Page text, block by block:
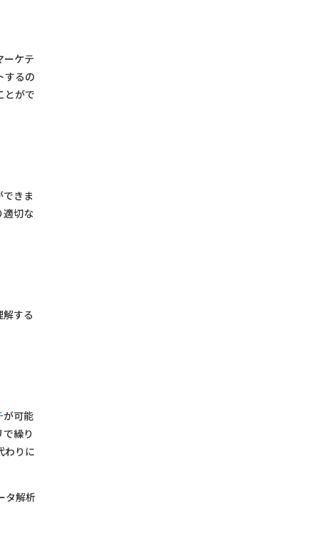
ーケテ
するの
とがで
きま
適切な
する
が可能
繰り
わりに
タ解析